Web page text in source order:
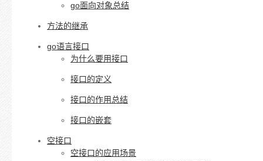
go面向对象总结
方法的继承
go语言接口
为什么要用接口
接口的定义
接口的作用总结
接口的嵌套
空接口
空接口的应用场景